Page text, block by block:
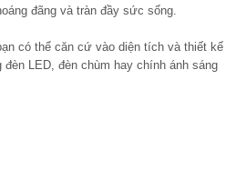
đãng và tràn đầy sức sống.
có thể căn cứ vào diện tích và thiết kế
LED, đèn chùm hay chính ánh sáng